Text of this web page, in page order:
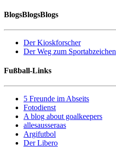
BlogsBlogsBlogs
Der Kioskforscher
Der Weg zum Sportabzeichen
Fußball-Links
5 Freunde im Abseits
Fotodienst
A blog about goalkeepers
allesausseraas
Argifutbol
Der Libero